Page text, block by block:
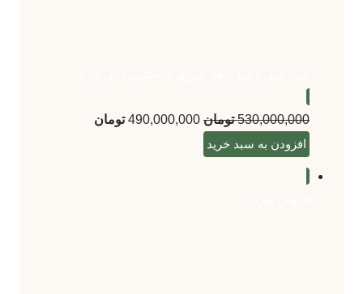
530,000,000 تومان 490,000,000 تومان
افزودن به سبد خرید